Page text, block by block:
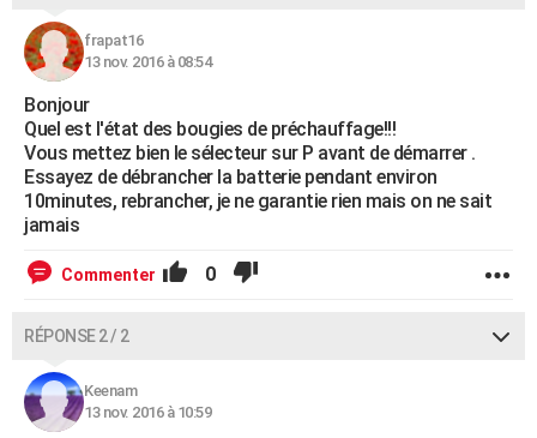
AVIS DE DÉCÈS
FORUM
Bricolage
Lifestyle
Culture
Sport
Auto
Television
Voyage
Cinema
frapat16
13 nov. 2016 à 08:54
Bonjour
Quel est l'état des bougies de préchauffage!!!
Vous mettez bien le sélecteur sur P avant de démarrer .
Essayez de débrancher la batterie pendant environ
10minutes, rebrancher, je ne garantie rien mais on ne sait
jamais
Commenter 0
RÉPONSE 2 / 2
Keenam
13 nov. 2016 à 10:59